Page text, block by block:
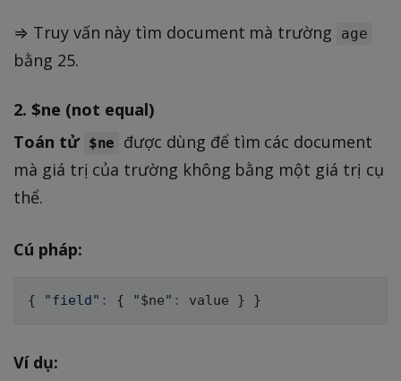
⇒ Truy vấn này tìm document mà trường age
bằng 25.
2. $ne (not equal)
Toán tử $ne
được dùng để tìm các document
mà giá trị của trường không bằng một giá trị cụ
thể.
Cú pháp:
{ "field" : { "$ne" : value } }
Ví dụ: